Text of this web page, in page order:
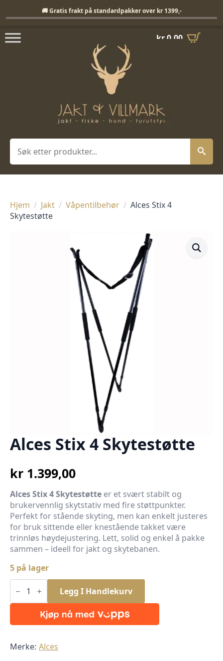
kr0,00
Søk
Hjem Jakt Våpentilbehør
Alces Stix 4
Skytestøtte
Alces Stix 4 Skytestøtte
kr 1.399,00
Alces Stix 4 Skytestøtte er et svært stabilt og
brukervennlig skytstativ med fire støttpunkter.
Perfekt for stående skyting, men kan enkelt justeres
for bruk sittende eller knestående takket være
trinnløs høydejustering. Lett, solid og enkel å pakke
sammen – ideell for jakt og skytebanen.
5 på lager
Alces
Stix
Skytestøtte
Legg I Handlekurv
Merke: Alces
🚚 Gratis frakt på standardpakker over kr 1399,-